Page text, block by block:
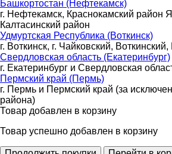
Башкортостан (Нефтекамск)
г. Нефтекамск, Краснокамский район
Калтасинский район
Удмуртская Республика (Воткинск)
г. Воткинск, г. Чайковский,
Свердловская область (Екатеринбург)
г. Екатеринбург и Свердловская
Пермский край (Пермь)
г. Пермь и Пермский край (за
района)
Товар добавлен в корзину
Товар успешно добавлен в корзину